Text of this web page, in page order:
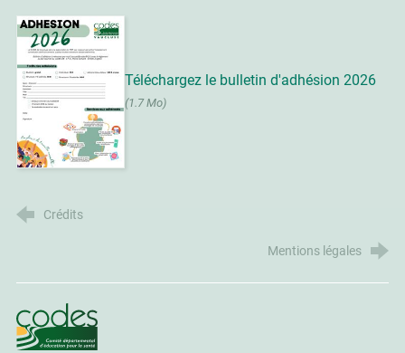
Téléchargez le bulletin d'adhésion 2026
(1.7 Mo)
Crédits
Mentions légales
CoDES 84